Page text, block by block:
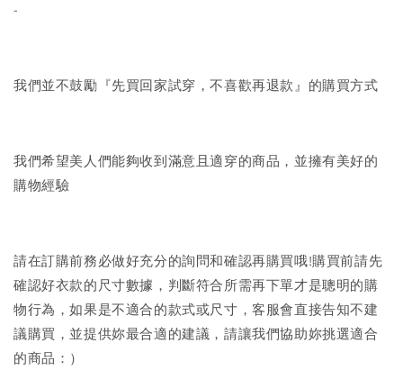
-
我們並不鼓勵『先買回家試穿，不喜歡再退款』的購買方式
我們希望美人們能夠收到滿意且適穿的商品，並擁有美好的
購物經驗
請在訂購前務必做好充分的詢問和確認再購買哦!購買前請先
確認好衣款的尺寸數據，判斷符合所需再下單才是聰明的購
物行為，如果是不適合的款式或尺寸，客服會直接告知不建
議購買，並提供妳最合適的建議，請讓我們協助妳挑選適合
的商品：）